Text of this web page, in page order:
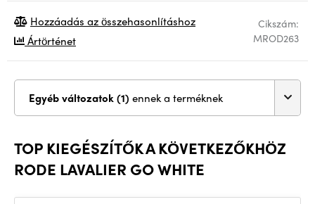
Cikszám:
MROD263
Hozzáadás az összehasonlításhoz
Ártörténet
Egyéb változatok (1) ennek a terméknek
TOP KIEGÉSZÍTŐK A KÖVETKEZŐKHÖZ
RODE LAVALIER GO WHITE